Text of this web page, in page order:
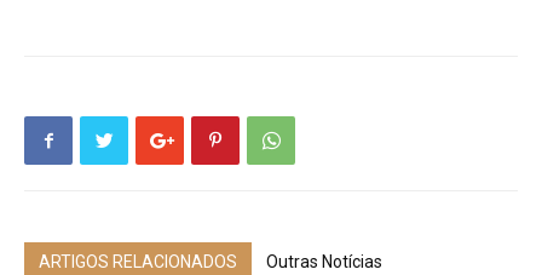
ARTIGOS RELACIONADOS Outras Notícias